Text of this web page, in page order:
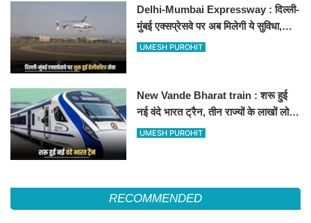
Delhi-Mumbai Expressway : दिल्ली-
मुंबई एक्सप्रेसवे पर अब मिलेगी ये सुविधा,
हेलीकॉप्टर सर्विस से तुरंत घायल पहुंचेगा
UMESH PUROHIT
New Vande Bharat train : शरू हुई
नई वंदे भारत ट्रैन, तीन राज्यों के लाखों लोगों
का सफर होगा आसान, देखें पूरा रूटमैप
UMESH PUROHIT
RECOMMENDED